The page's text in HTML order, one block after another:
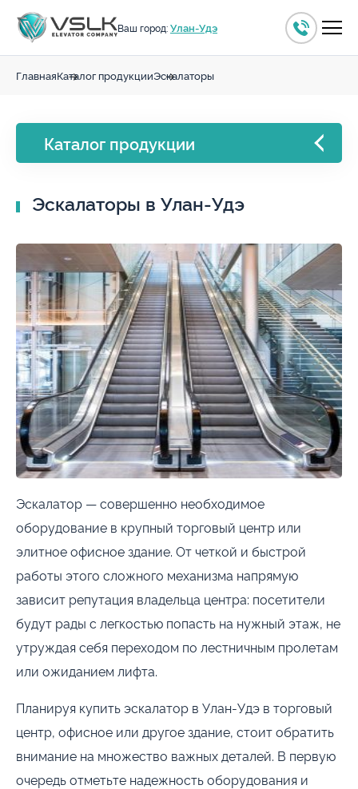
Ваш город:Улан-Удэ
ГлавнаяКаталог продукцииЭскалаторы
Каталог продукции
Траволаторы
Грузовые подъемники
Подъёмники для МГН
Обрамление
Эскалаторы в Улан-Удэ
Эскалатор — совершенно необходимое
оборудование в крупный торговый центр или
элитное офисное здание. От четкой и быстрой
работы этого сложного механизма напрямую
зависит репутация владельца центра: посетители
будут рады с легкостью попасть на нужный этаж, не
утруждая себя переходом по лестничным пролетам
или ожиданием лифта.
Планируя купить эскалатор в Улан-Удэ в торговый
центр, офисное или другое здание, стоит обратить
внимание на множество важных деталей. В первую
очередь отметьте надежность оборудования и